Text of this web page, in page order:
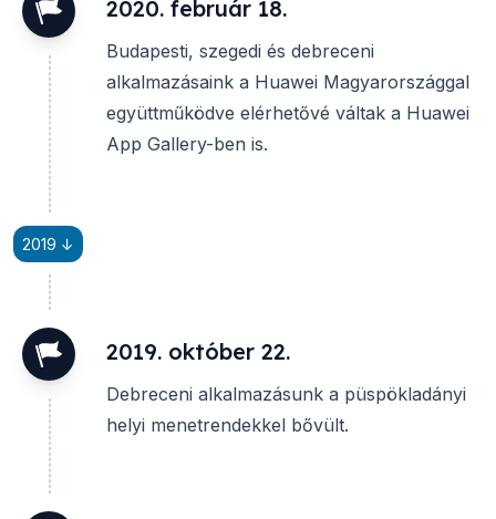
2020. február 18.
Budapesti, szegedi és debreceni
alkalmazásaink a Huawei Magyarországgal
együttműködve elérhetővé váltak a Huawei
App Gallery-ben is.
2019 ↓
2019. október 22.
Debreceni alkalmazásunk a püspökladányi
helyi menetrendekkel bővült.